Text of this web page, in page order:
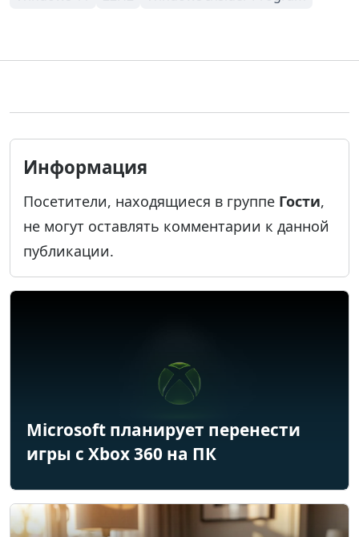
Информация
Посетители, находящиеся в группе Гости,
не могут оставлять комментарии к данной
публикации.
Microsoft планирует перенести
игры с Xbox 360 на ПК